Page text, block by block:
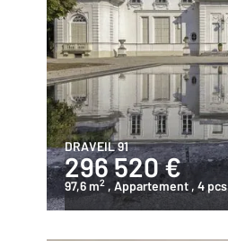
DRAVEIL 91
296 520 €
97,6 m2 , Appartement , 4 pcs